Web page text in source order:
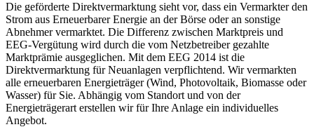
Die geförderte Direktvermarktung sieht vor, dass ein Vermarkter den
Strom aus Erneuerbarer Energie an der Börse oder an sonstige
Abnehmer vermarktet. Die Differenz zwischen Marktpreis und
EEG-Vergütung wird durch die vom Netzbetreiber gezahlte
Marktprämie ausgeglichen. Mit dem EEG 2014 ist die
Direktvermarktung für Neuanlagen verpflichtend. Wir vermarkten
alle erneuerbaren Energieträger (Wind, Photovoltaik, Biomasse oder
Wasser) für Sie. Abhängig vom Standort und von der
Energieträgerart erstellen wir für Ihre Anlage ein individuelles
Angebot.